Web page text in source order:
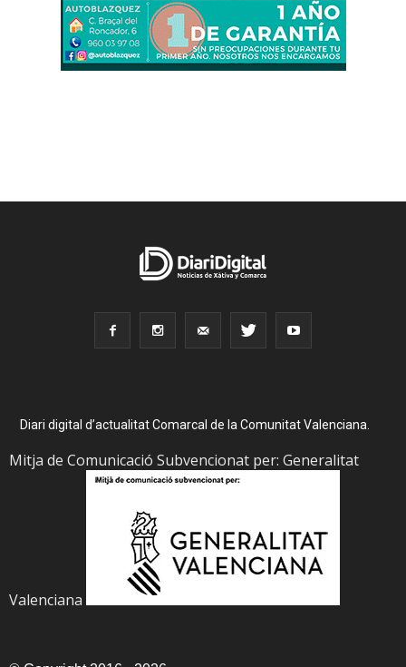
Diari digital d’actualitat Comarcal de la Comunitat Valenciana.
Mitja de Comunicació Subvencionat per: Generalitat
Valenciana